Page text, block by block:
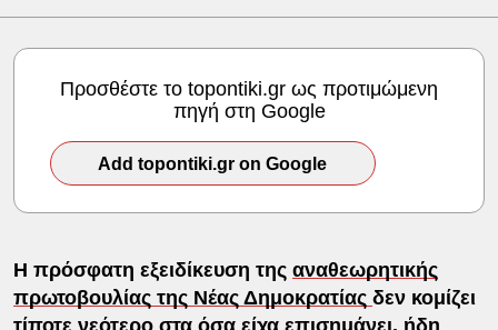
Προσθέστε το topontiki.gr ως προτιμώμενη
πηγή στη Google
Add topontiki.gr on Google
Η πρόσφατη εξειδίκευση της αναθεωρητικής
πρωτοβουλίας της Νέας Δημοκρατίας δεν κομίζει
τίποτε νεότερο στα όσα είχα επισημάνει, ήδη